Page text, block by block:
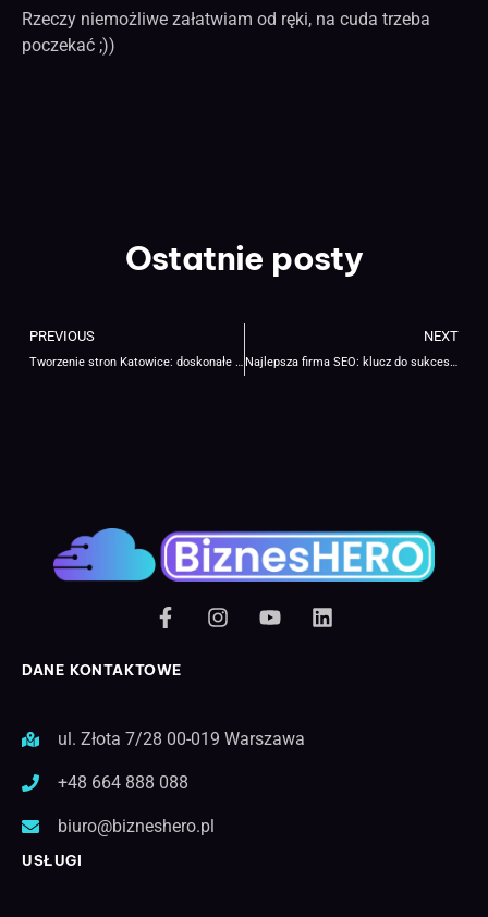
Rzeczy niemożliwe załatwiam od ręki, na cuda trzeba
poczekać ;))
Ostatnie posty
PREVIOUS
Tworzenie stron Katowice: doskonałe rozwiązania dla Twojego biznesu w 2025!
NEXT
Najlepsza firma SEO: klucz do sukcesu twojej strony Internetowej w 2025
DANE KONTAKTOWE
ul. Złota 7/28 00-019 Warszawa
+48 664 888 088
biuro@bizneshero.pl
USŁUGI